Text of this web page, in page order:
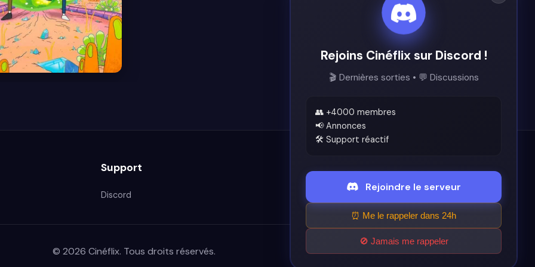
Support
Discord Conditions d'utilisation
© 2026 Cinéflix. Tous droits réservés.
Rejoins Cinéflix sur Discord !
🎬 Dernières sorties • 💬 Discussions
👥 +4000 membres
📢 Annonces
🛠️ Support réactif
Rejoindre le serveur
⏰ Me le rappeler dans 24h
🚫 Jamais me rappeler